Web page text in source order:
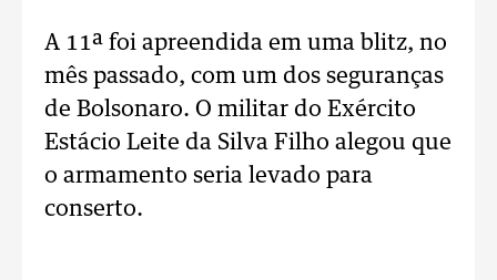
A 11ª foi apreendida em uma blitz, no
mês passado, com um dos seguranças
de Bolsonaro. O militar do Exército
Estácio Leite da Silva Filho alegou que
o armamento seria levado para
conserto.